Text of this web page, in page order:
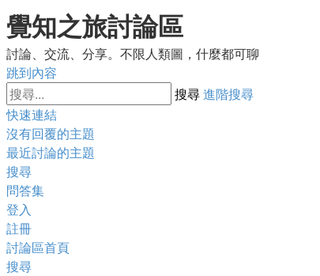
覺知之旅討論區
討論、交流、分享。不限人類圖，什麼都可聊
跳到內容
搜尋進階搜尋
快速連結
沒有回覆的主題
最近討論的主題
搜尋
問答集
登入
註冊
討論區首頁
搜尋